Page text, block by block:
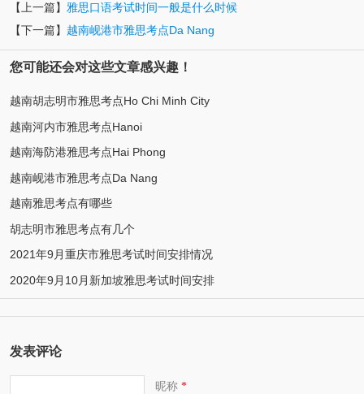
【上一篇】 雅思口语考试时间一般是什么时候
【下一篇】 越南岘港市雅思考点Da Nang
您可能还会对这些文章感兴趣！
越南胡志明市雅思考点Ho Chi Minh City
越南河内市雅思考点Hanoi
越南海防港雅思考点Hai Phong
越南岘港市雅思考点Da Nang
越南雅思考点有哪些
胡志明市雅思考点有几个
2021年9月重庆市雅思考试时间安排情况
2020年9月10月新加坡雅思考试时间安排
发表评论
昵称*